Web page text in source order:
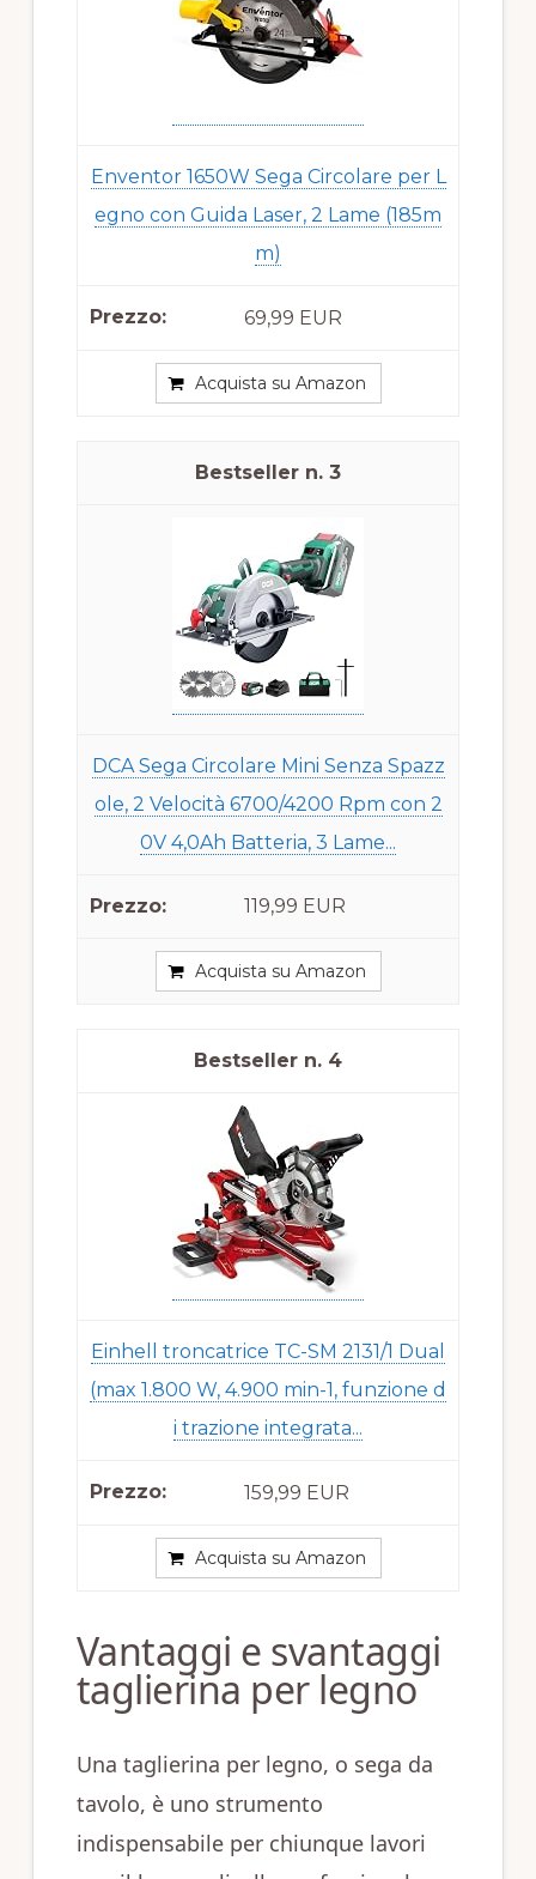
Enventor 1650W Sega Circolare per L
egno con Guida Laser, 2 Lame (185m
m)
69,99 EUR
Acquista su Amazon
3
DCA Sega Circolare Mini Senza Spazz
ole, 2 Velocità 6700/4200 Rpm con 2
0V 4,0Ah Batteria, 3 Lame...
119,99 EUR
Acquista su Amazon
4
Einhell troncatrice TC-SM 2131/1 Dual
(max 1.800 W, 4.900 min-1, funzione d
i trazione integrata...
159,99 EUR
Acquista su Amazon
Vantaggi e svantaggi
taglierina per legno
Una taglierina per legno, o sega da
tavolo, è uno strumento
indispensabile per chiunque lavori